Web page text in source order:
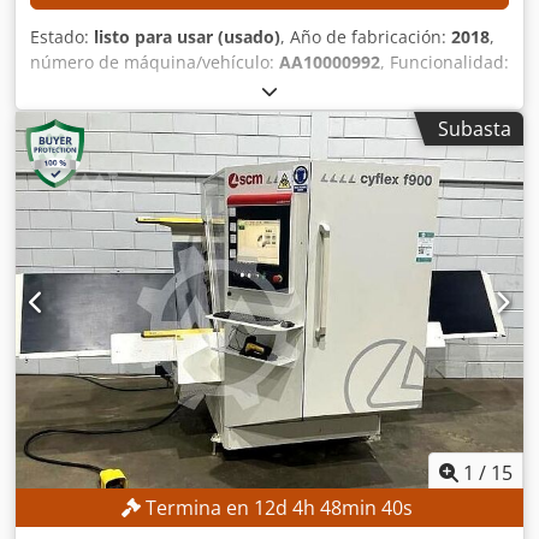
Estado: listo para usar (usado), Año de fabricación: 2018,
número de máquina/vehículo: AA10000992, Funcionalidad:
, DETALLES TÉCNICOS Longitud de la
mesa: 5.020 mm Ancho de la mesa: 1.380 mm Área de
trabajo, eje X: 5.020 mm Área de trabajo, eje Y: 1.300 mm
Área de trabajo, eje Z: 250 mm Recorrido, eje X: 5.400 mm
Recorrido, eje Y: 1.650 mm Recorrido, eje Z: 450 mm
Velocidad vectorial X/Y: 35 m/min Velocidad máxima, eje X:
25 m/min (?) Avance rápido, eje X: 90 m/min (?) Velocidad
máxima, eje Y: 90 m/min Velocidad máxima, eje Z: 30
m/min Número de husillos de fresado: 2 unidades Sistema
de sujeción de herramientas: HSK-F63 Husillo de fresado 1
Ejes controlados: 3 unidades Velocidad del husillo: 6.000–
18.000 rpm Potencia del motor principal: 15 kW Husillo de
fresado 2 Ejes controlados: 3 unidades Velocidad del
husillo: 600–24.000 rpm Potencia del motor principal: 12
kW Posiciones de cambio de herramientas: 12 unidades
DETALLES DE LA MÁQUINA Dimensiones y peso
Dimensiones (L x A x H): 9.000 x 4.500 x 3.000 mm Peso
total: 7.500 kg Control de la máquina: KVARA Sistema
Subasta
1 / 15
Termina en 12d 4h 48min 38s